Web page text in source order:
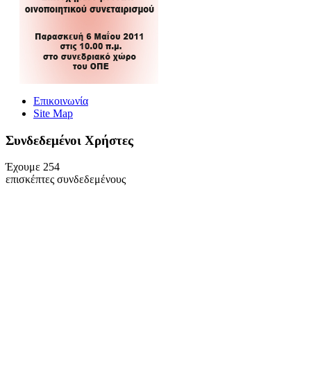
Επικοινωνία
Site Map
Συνδεδεμένοι Xρήστες
Έχουμε 254
επισκέπτες συνδεδεμένους